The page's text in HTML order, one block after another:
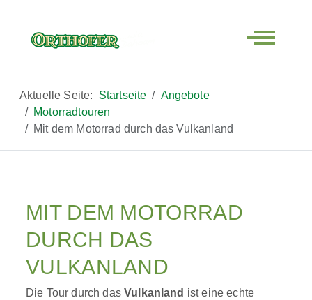
Off-
Aktuelle Seite: Startseite
Angebote
Motorradtouren
Mit dem Motorrad durch das Vulkanland
MIT DEM MOTORRAD
DURCH DAS
VULKANLAND
Die Tour durch dasVulkanland ist eine echte